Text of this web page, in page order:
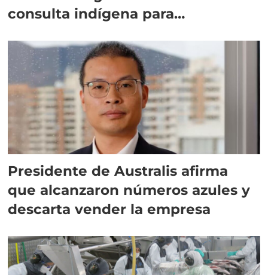
consulta indígena para
Presidente de Australis afirma
que alcanzaron números azules y
descarta vender la empresa